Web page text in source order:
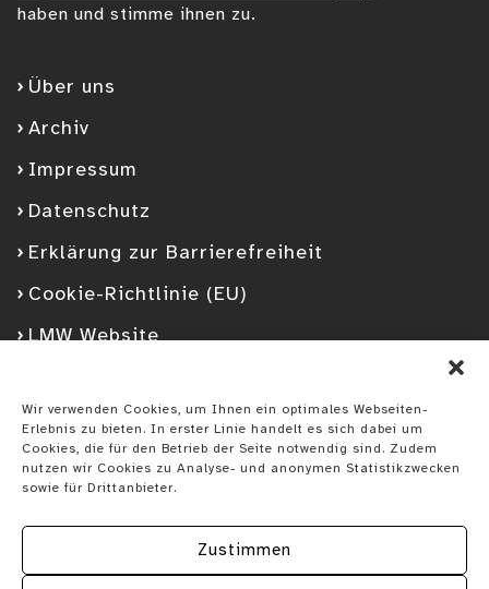
Wir verwenden Cookies, um Ihnen ein optimales Webseiten-
Erlebnis zu bieten. In erster Linie handelt es sich dabei um
Cookies, die für den Betrieb der Seite notwendig sind. Zudem
nutzen wir Cookies zu Analyse- und anonymen Statistikzwecken
sowie für Drittanbieter.
Zustimmen
Über uns
Archiv
Impressum
Datenschutz
Erklärung zur Barrierefreiheit
Cookie-Richtlinie (EU)
LMW Website
FacebookGoogleplusYouTubeInstagramSpotify
haben und stimme ihnen zu.